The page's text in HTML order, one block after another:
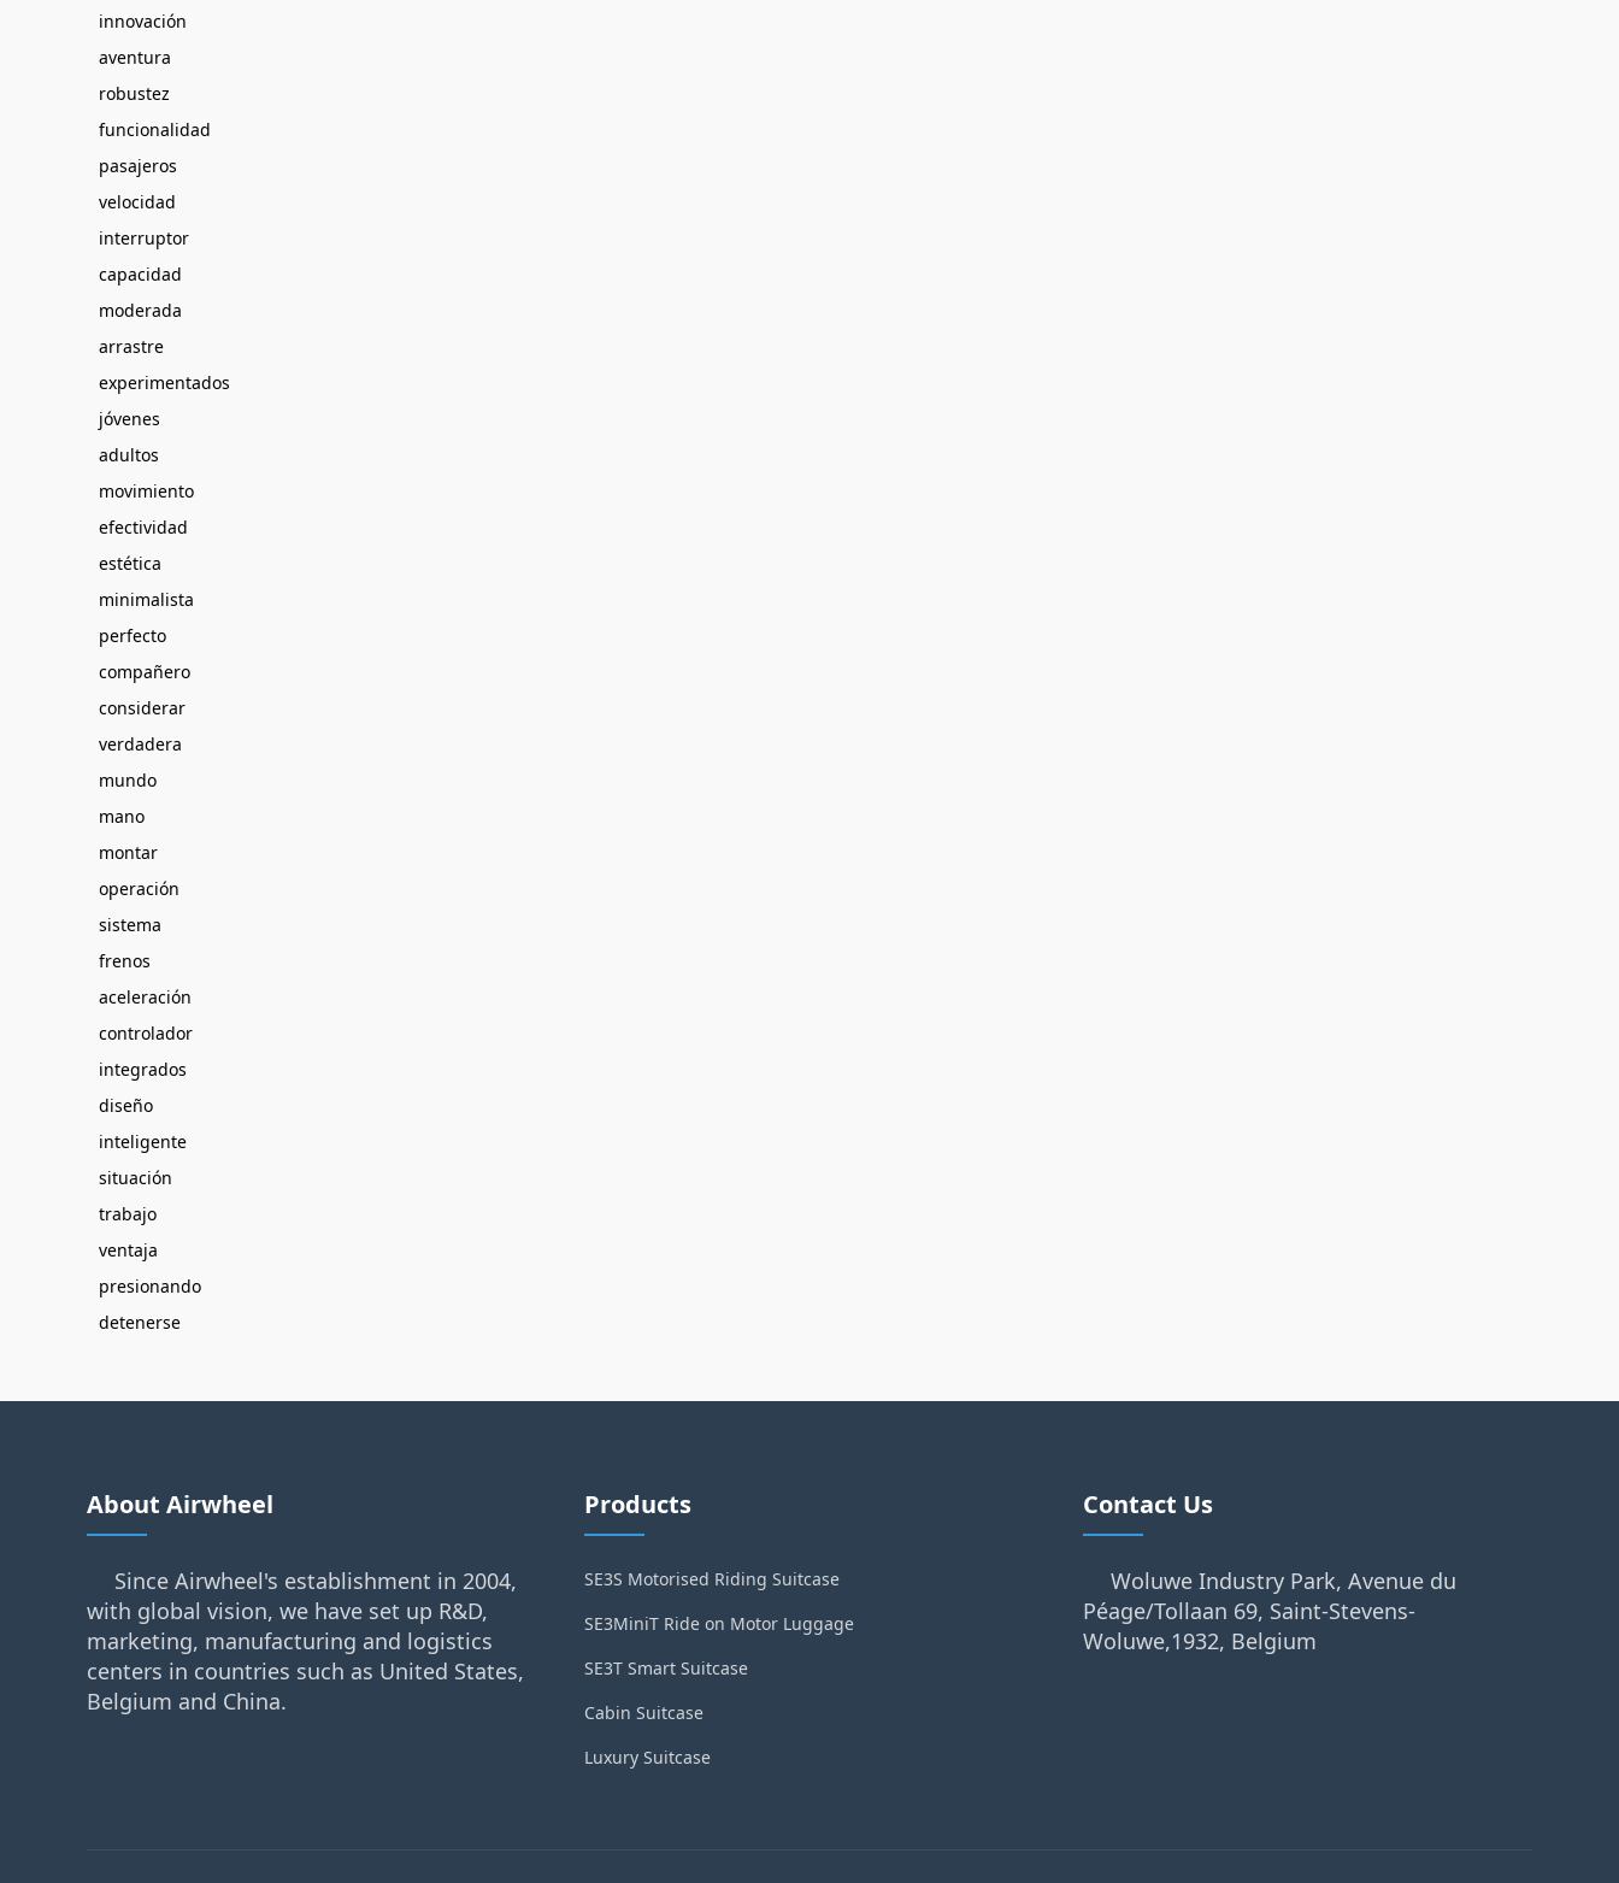
innovación
aventura
robustez
funcionalidad
pasajeros
velocidad
interruptor
capacidad
moderada
arrastre
experimentados
jóvenes
adultos
movimiento
efectividad
estética
minimalista
perfecto
compañero
considerar
verdadera
mundo
mano
montar
operación
sistema
frenos
aceleración
controlador
integrados
diseño
inteligente
situación
trabajo
ventaja
presionando
detenerse
About Airwheel
Since Airwheel's establishment in 2004,
with global vision, we have set up R&D,
marketing, manufacturing and logistics
centers in countries such as United States,
Belgium and China.
Products
SE3S Motorised Riding Suitcase
SE3MiniT Ride on Motor Luggage
SE3T Smart Suitcase
Cabin Suitcase
Luxury Suitcase
Contact Us
Woluwe Industry Park, Avenue du
Péage/Tollaan 69, Saint-Stevens-
Woluwe,1932, Belgium